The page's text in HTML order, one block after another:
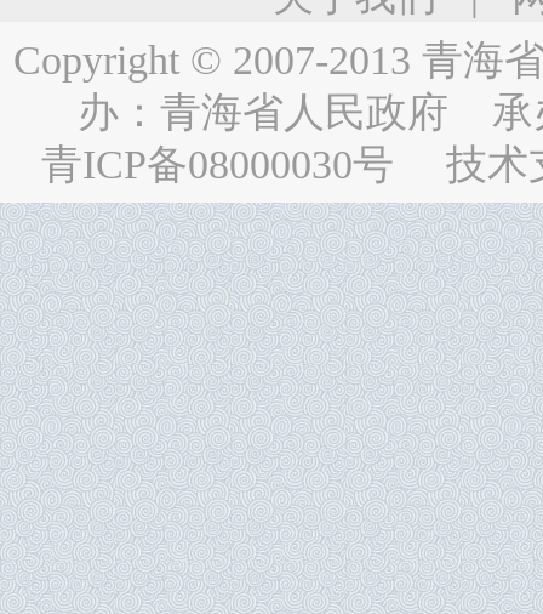
Copyright © 2007-2013 青海
办： 青海省人民政府 承
青ICP备08000030号 技术